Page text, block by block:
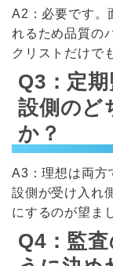
A2：必要です。
れるため品質の
クリストだけで
Q3：定
設側のど
か？
A3：理想は両方
設側が受け入れ
にするのが望ま
Q4：監